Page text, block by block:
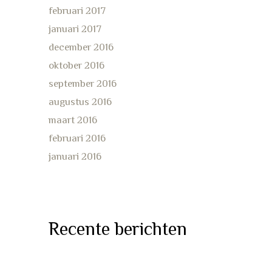
februari 2017
januari 2017
december 2016
oktober 2016
september 2016
augustus 2016
maart 2016
februari 2016
januari 2016
Recente berichten